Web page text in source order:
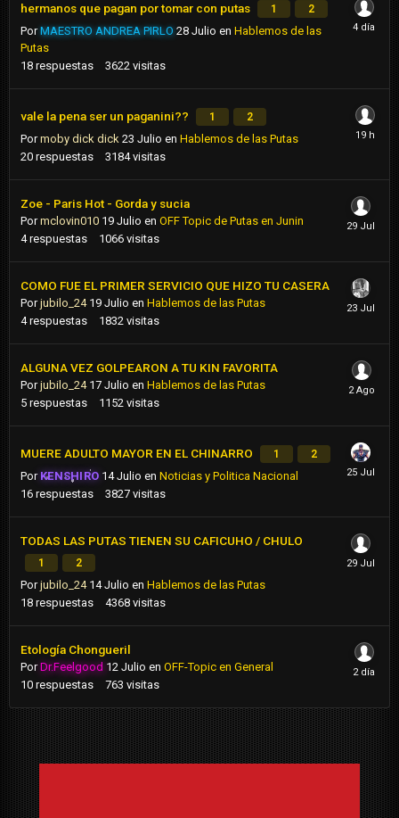
hermanos que pagan por tomar con putas 1 2
PorMAESTRO ANDREA PIRLO 28 Julio en Hablemos de las
Putas
18 respuestas 3622 visitas
vale la pena ser un paganini?? 1 2
Pormoby dick dick 23 Julio en Hablemos de las Putas
20 respuestas 3184 visitas
Zoe - Paris Hot - Gorda y sucia
Pormclovin010 19 Julio en OFF Topic de Putas en Junin
4 respuestas 1066 visitas
COMO FUE EL PRIMER SERVICIO QUE HIZO TU CASERA
Porjubilo_24 19 Julio en Hablemos de las Putas
4 respuestas 1832 visitas
ALGUNA VEZ GOLPEARON A TU KIN FAVORITA
Porjubilo_24 17 Julio en Hablemos de las Putas
5 respuestas 1152 visitas
MUERE ADULTO MAYOR EN EL CHINARRO 1 2
Por KENSHIRO 14 Julio enNoticias y Politica Nacional
16 respuestas 3827 visitas
TODAS LAS PUTAS TIENEN SU CAFICUHO / CHULO
1 2
Porjubilo_24 14 Julio en Hablemos de las Putas
18 respuestas 4368 visitas
Etología Chongueril
PorDr.Feelgood 12 Julio en OFF-Topic en General
10 respuestas 763 visitas